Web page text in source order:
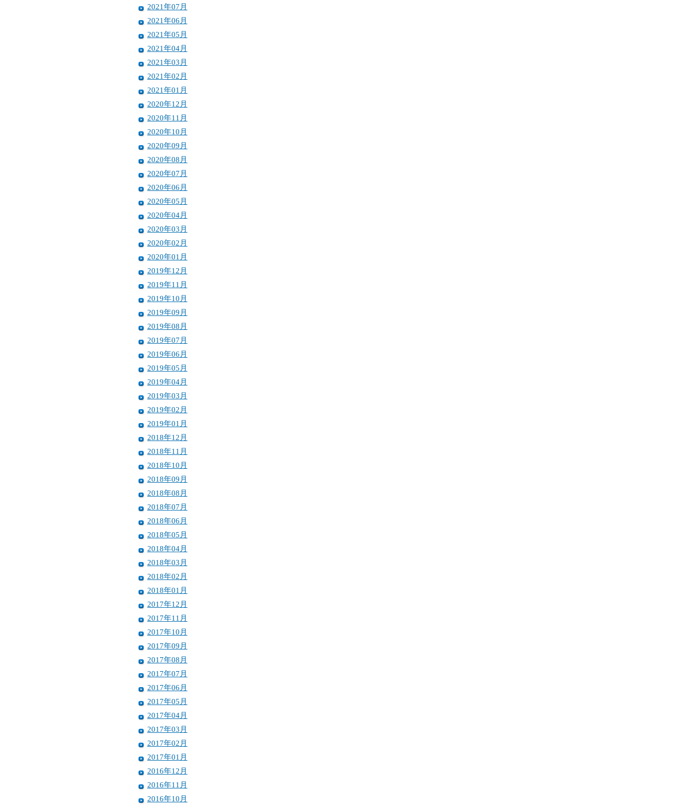
2021年07月
2021年06月
2021年05月
2021年04月
2021年03月
2021年02月
2021年01月
2020年12月
2020年11月
2020年10月
2020年09月
2020年08月
2020年07月
2020年06月
2020年05月
2020年04月
2020年03月
2020年02月
2020年01月
2019年12月
2019年11月
2019年10月
2019年09月
2019年08月
2019年07月
2019年06月
2019年05月
2019年04月
2019年03月
2019年02月
2019年01月
2018年12月
2018年11月
2018年10月
2018年09月
2018年08月
2018年07月
2018年06月
2018年05月
2018年04月
2018年03月
2018年02月
2018年01月
2017年12月
2017年11月
2017年10月
2017年09月
2017年08月
2017年07月
2017年06月
2017年05月
2017年04月
2017年03月
2017年02月
2017年01月
2016年12月
2016年11月
2016年10月